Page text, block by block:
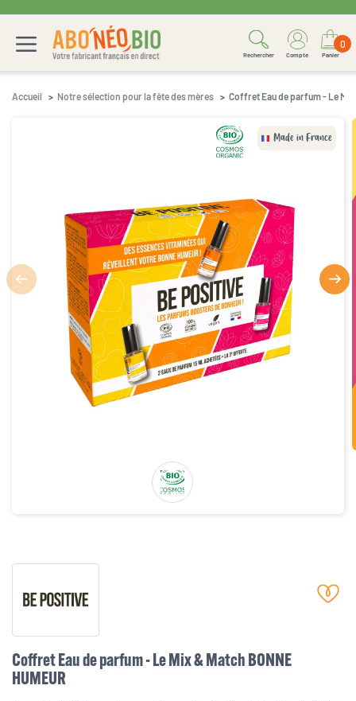
Rechercher Compte
0
Panier
Accueil Notre sélection pour la fête des mères Coffret Eau de parfum - Le Mix
Made in France
Coffret Eau de parfum - Le Mix & Match BONNE
HUMEUR